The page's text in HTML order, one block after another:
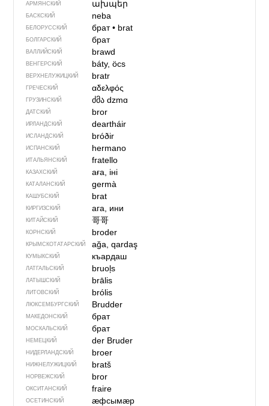
АРМЯНСКИЙ ախպեր
БАСКСКИЙ neba
БЕЛОРУССКИЙ брат• brat
БОЛГАРСКИЙ брат
ВАЛЛИЙСКИЙ brawd
ВЕНГЕРСКИЙ báty, öcs
ВЕРХНЕЛУЖИЦКИЙ bratr
ГРЕЧЕСКИЙ αδελφός
ГРУЗИНСКИЙ ძმაdzmɑ
ДАТСКИЙ bror
ИРЛАНДСКИЙ deartháir
ИСЛАНДСКИЙ bróðir
ИСПАНСКИЙ hermano
ИТАЛЬЯНСКИЙ fratello
КАЗАХСКИЙ аға, іні
КАТАЛАНСКИЙ germà
КАШУБСКИЙ brat
КИРГИЗСКИЙ ага, ини
КИТАЙСКИЙ 哥哥
КОРНСКИЙ broder
КРЫМСКО­ТАТАРСКИЙ ağa, qardaş
КУМЫКСКИЙ къардаш
ЛАТГАЛЬСКИЙ bruoļs
ЛАТЫШСКИЙ brālis
ЛИТОВСКИЙ brólis
ЛЮКСЕМБУРГСКИЙ Brudder
МАКЕДОНСКИЙ брат
МОСКАЛЬСКИЙ брат
НЕМЕЦКИЙ der Bruder
НИДЕРЛАНДСКИЙ broer
НИЖНЕЛУЖИЦКИЙ bratš
НОРВЕЖСКИЙ bror
ОКСИТАНСКИЙ fraire
ОСЕТИНСКИЙ ӕфсымӕр